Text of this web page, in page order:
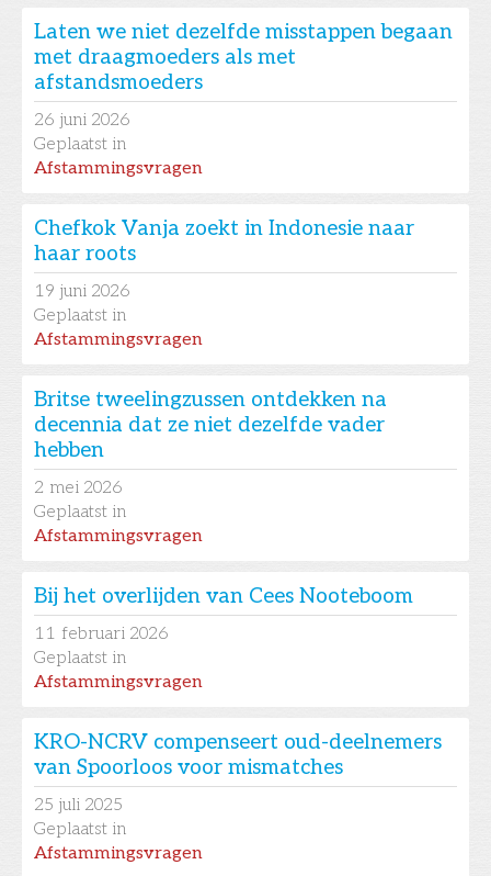
Laten we niet dezelfde misstappen begaan
met draagmoeders als met
afstandsmoeders
26 juni 2026
Geplaatst in
Afstammingsvragen
Chefkok Vanja zoekt in Indonesie naar
haar roots
19 juni 2026
Geplaatst in
Afstammingsvragen
Britse tweelingzussen ontdekken na
decennia dat ze niet dezelfde vader
hebben
2 mei 2026
Geplaatst in
Afstammingsvragen
Bij het overlijden van Cees Nooteboom
11 februari 2026
Geplaatst in
Afstammingsvragen
KRO-NCRV compenseert oud-deelnemers
van Spoorloos voor mismatches
25 juli 2025
Geplaatst in
Afstammingsvragen